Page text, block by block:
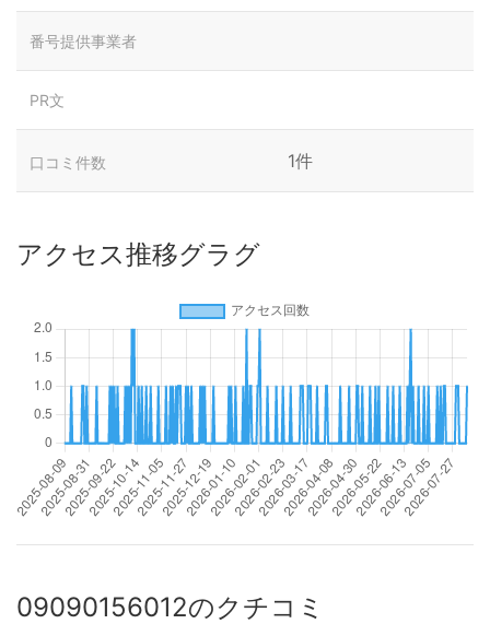
番号提供事業者
PR文
口コミ件数 1件
アクセス推移グラグ
09090156012のクチコミ